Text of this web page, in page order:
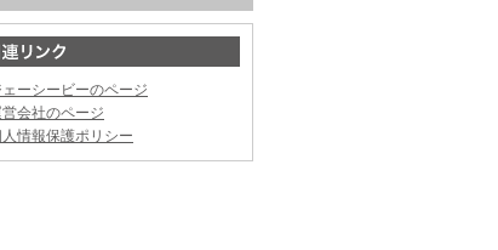
ェーシービーのページ
会社のページ
情報保護ポリシー